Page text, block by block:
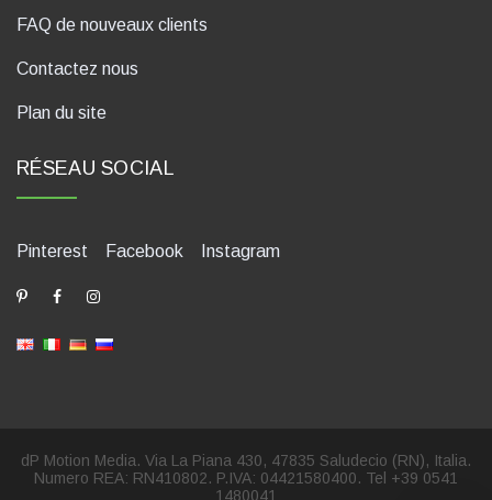
FAQ de nouveaux clients
Contactez nous
Plan du site
RÉSEAU SOCIAL
Pinterest Facebook Instagram
dP Motion Media. Via La Piana 430, 47835 Saludecio (RN), Italia.
Numero REA: RN410802. P.IVA: 04421580400. Tel +39 0541
1480041